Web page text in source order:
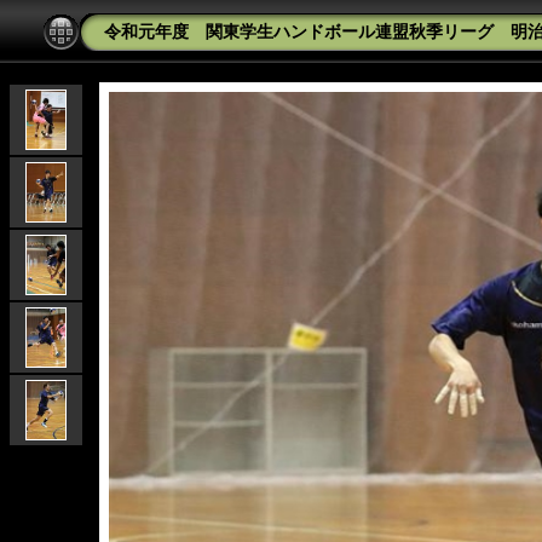
令和元年度 関東学生ハンドボール連盟秋季リーグ 明